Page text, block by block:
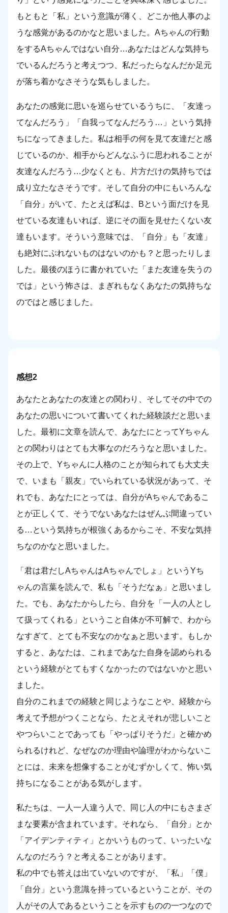
もともと「私」という意識が薄く、どこか他人事のよ
うな感覚があるのかなと思いました。Aちゃんの行動
をするAちゃんではない自分…あなたはどんな気持ち
でいるんだろうと考えつつ、私だったらなんだか足元
が落ち着かなさそうな気もしました。
あなたの感覚に思いを巡らせているうちに、「友達っ
てなんだろう」「自我ってなんだろう…」という気持
ちになってきました。私は相手の何を見て友達だと感
じているのか、相手からどんなふうに思われることが
友達なんだろう…少なくとも、片方だけの気持ちでは
成り立たなさそうです。そして自分の中にもいろんな
「自分」がいて、たとえば私は、Bという面だけを見
せている友達もいれば、逆にその面を見せたくない友
達もいます。そういう意味では、「自分」も「友達」
も絶対にぶれないものはないのかも？と思ったりしま
した。最後のほうに書かれていた「また友達を失うの
では」という怖さは、まぎれもなくあなたの気持ちな
のではと感じました。
感想2
あなたとあなたの友達との関わり、そしてその中での
あなたの思いについて書いてくれた経験談だと思いま
した。最初に文章を読んで、あなたにとってYちゃん
との関わりはとても大事なのだろうなと思いました。
その上で、Yちゃんに人格のことが知られても大丈夫
で、いまも「親友」でいられている状況があって、そ
れでも、あなたにとっては、自分がAちゃんであるこ
とが正しくて、そうでないあなたはぜんぶ間違ってい
る…という気持ちが根強くあるからこそ、不安な気持
ちなのかなと思いました。
「君は君だしAちゃんはAちゃんでしょ」というYち
ゃんの言葉を読んで、私も「そうだなぁ」と思いまし
た。でも、あなたからしたら、自分を「一人の人とし
て扱ってくれる」ということ自体が不可解で、わから
なすぎて、とても不安なのかなぁと思います。もしか
すると、あなたは、これまであなた自身を認められる
という経験がとてもすくなかったのではないかと思い
ました。
自分のこれまでの経験と同じようなことや、経験から
考えて予想がつくことなら、たとえそれが悲しいこと
やつらいことであっても「やっぱりそうだ」と確かめ
られるけれど、なぜなのか理由や論理がわからないこ
とには、未来を想像することがむずかしくて、怖い気
持ちになることがある気がします。
私たちは、一人一人違う人で、同じ人の中にもさまざ
まな要素が含まれています。それなら、「自分」とか
「アイデンティティ」とかいうものって、いったいな
んなのだろう？と考えることがあります。
私の中でも答えは出ていないのですが、「私」「僕」
「自分」という意識を持っているということが、その
人がその人であるということを示すものの一つなので